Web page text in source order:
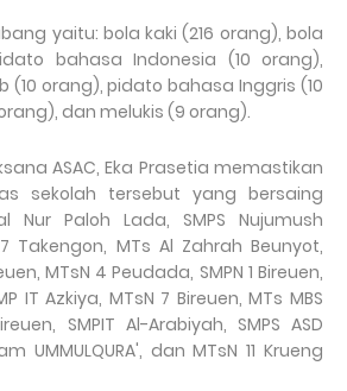
yaitu: bola kaki (216 orang), bola
bahasa Indonesia (10 orang),
(10 orang), pidato bahasa Inggris (10
dan melukis (9 orang).
ASAC, Eka Prasetia memastikan
sekolah tersebut yang bersaing
Nur Paloh Lada, SMPS Nujumush
Takengon, MTs Al Zahrah Beunyot,
MTsN 4 Peudada, SMPN 1 Bireuen,
IT Azkiya, MTsN 7 Bireuen, MTs MBS
SMPIT Al-Arabiyah, SMPS ASD
UMMULQURA', dan MTsN 11 Krueng